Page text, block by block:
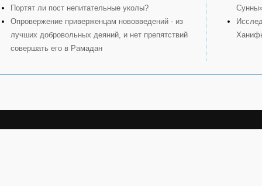
Портят ли пост непитательные уколы?
Опровержение приверженцам нововведений - из
лучших добровольных деяний, и нет препятствий
совершать его в Рамадан